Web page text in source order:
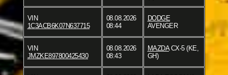
VIN
1C3ACB6K07N637715
08.08.2026
08:44
DODGE
AVENGER
VIN
JMZKE897800425430
08.08.2026
08:43
MAZDACX-5 (KE,
GH)